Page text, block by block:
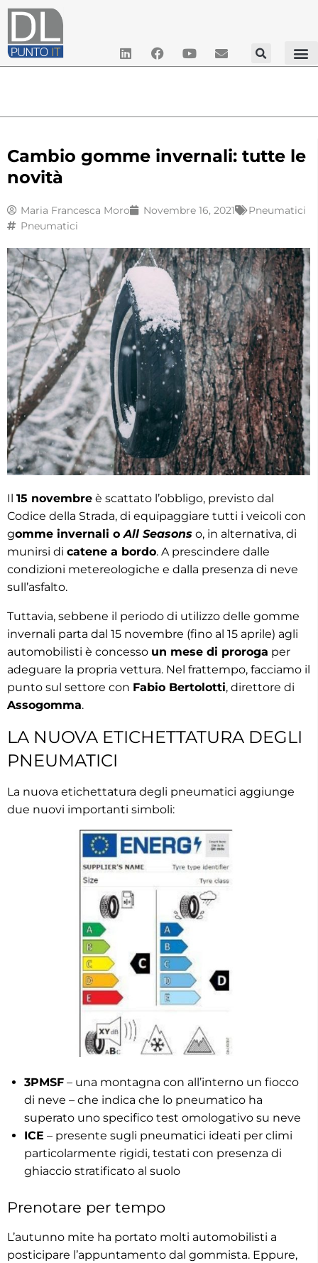
Cambio gomme invernali: tutte le
novità
Maria Francesca Moro Novembre 16, 2021
Pneumatici
Pneumatici
Il 15 novembre è scattato l’obbligo, previsto dal
Codice della Strada, di equipaggiare tutti i veicoli con
gomme invernali oAll Seasons o, in alternativa, di
munirsi di catene a bordo. A prescindere dalle
condizioni metereologiche e dalla presenza di neve
sull’asfalto.
Tuttavia, sebbene il periodo di utilizzo delle gomme
invernali parta dal 15 novembre (fino al 15 aprile) agli
automobilisti è concesso un mese di proroga per
adeguare la propria vettura. Nel frattempo, facciamo il
punto sul settore con Fabio Bertolotti, direttore di
Assogomma.
LA NUOVA ETICHETTATURA DEGLI
PNEUMATICI
La nuova etichettatura degli pneumatici aggiunge
due nuovi importanti simboli:
3PMSF – una montagna con all’interno un fiocco
di neve – che indica che lo pneumatico ha
superato uno specifico test omologativo su neve
ICE – presente sugli pneumatici ideati per climi
particolarmente rigidi, testati con presenza di
ghiaccio stratificato al suolo
Prenotare per tempo
L’autunno mite ha portato molti automobilisti a
posticipare l’appuntamento dal gommista. Eppure,